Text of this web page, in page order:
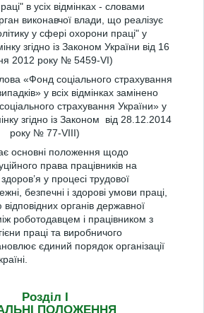
в усіх відмінках - словами
виконавчої влади, що реалізує
у сфері охорони праці" у
згідно із Законом України від 16
2012 року № 5459-VI)
«Фонд соціального страхування
у всіх відмінках замінено
страхування України» у
згідно із Законом від 28.12.2014
року № 77-VIII)
основні положення щодо
права працівників на
у процесі трудової
безпечні і здорові умови праці,
органів державної
роботодавцем і працівником з
праці та виробничого
єдиний порядок організації
Розділ I
ПОЛОЖЕННЯ